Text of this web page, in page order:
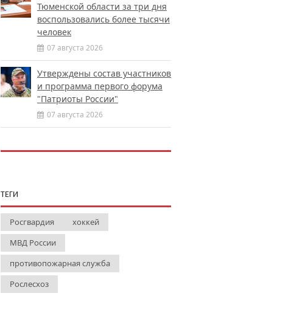
Тюменской области за три дня
воспользовались более тысячи
человек
07 августа 2026
Утверждены состав участников
и программа первого форума
"Патриоты России"
07 августа 2026
ТЕГИ
Росгвардия
хоккей
МВД России
противопожарная служба
Рослесхоз